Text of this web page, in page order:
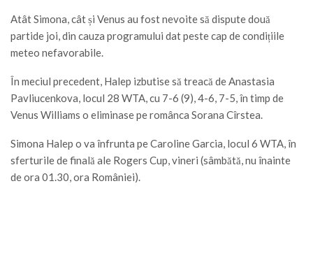
Atât Simona, cât și Venus au fost nevoite să dispute două
partide joi, din cauza programului dat peste cap de condițiile
meteo nefavorabile.
În meciul precedent, Halep izbutise să treacă de Anastasia
Pavliucenkova, locul 28 WTA, cu 7-6 (9), 4-6, 7-5, în timp de
Venus Williams o eliminase pe românca Sorana Cîrstea.
Simona Halep o va înfrunta pe Caroline Garcia, locul 6 WTA, în
sferturile de finală ale Rogers Cup, vineri (sâmbătă, nu înainte
de ora 01.30, ora României).